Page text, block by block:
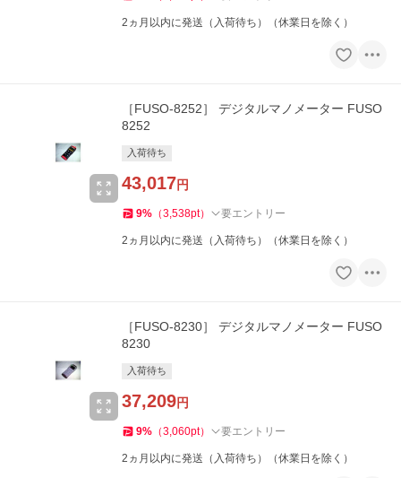
2ヵ月以内に発送（入荷待ち）（休業日を除く）
［FUSO-8252］ デジタルマノメーター FUSO
8252
入荷待ち
43,017円
9% （3,538pt） 要エントリー
2ヵ月以内に発送（入荷待ち）（休業日を除く）
［FUSO-8230］ デジタルマノメーター FUSO
8230
入荷待ち
37,209円
9% （3,060pt） 要エントリー
2ヵ月以内に発送（入荷待ち）（休業日を除く）